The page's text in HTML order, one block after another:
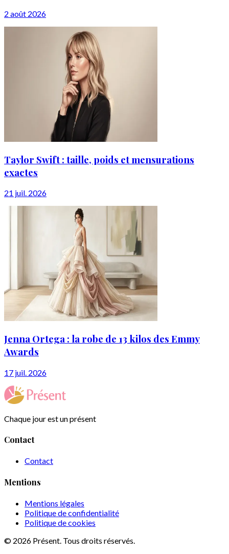
2 août 2026
Taylor Swift : taille, poids et mensurations
exactes
21 juil. 2026
Jenna Ortega : la robe de 13 kilos des Emmy
Awards
17 juil. 2026
Chaque jour est un présent
Contact
Contact
Mentions
Mentions légales
Politique de confidentialité
Politique de cookies
© 2026 Présent. Tous droits réservés.